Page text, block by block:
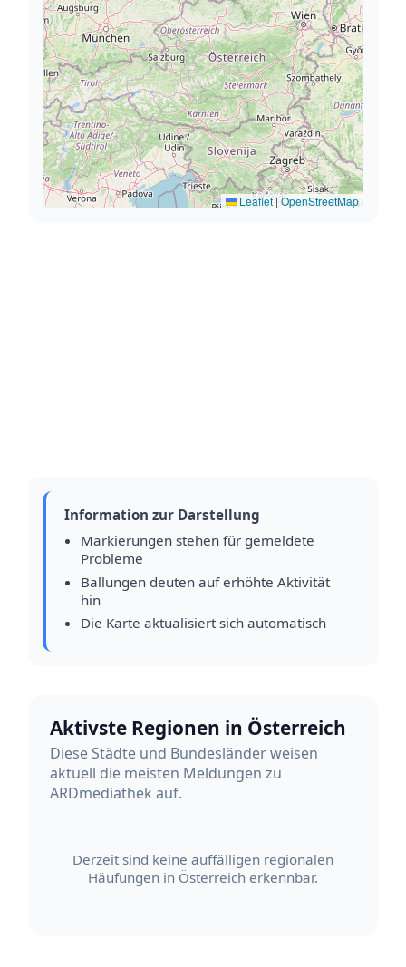
Leaflet| OpenStreetMap
Information zur Darstellung
Markierungen stehen für gemeldete
Probleme
Ballungen deuten auf erhöhte Aktivität
hin
Die Karte aktualisiert sich automatisch
Aktivste Regionen in Österreich
Diese Städte und Bundesländer weisen
aktuell die meisten Meldungen zu
ARDmediathek auf.
Derzeit sind keine auffälligen regionalen
Häufungen in Österreich erkennbar.